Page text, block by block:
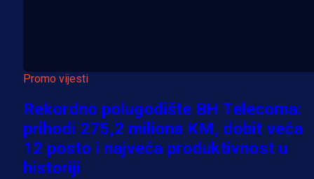
Promo vijesti
Rekordno polugodište BH Telecoma:
prihodi 275,2 miliona KM, dobit veća
12 posto i najveća produktivnost u
historiji